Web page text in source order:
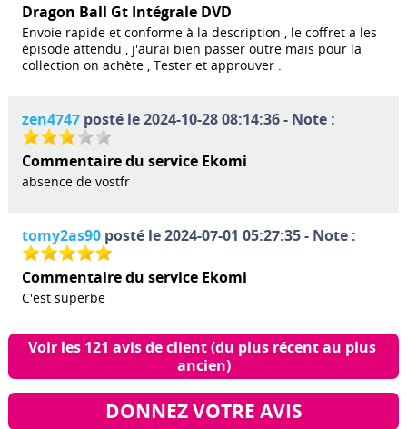
Dragon Ball Gt Intégrale DVD
Envoie rapide et conforme à la description , le coffret a les
épisode attendu , j'aurai bien passer outre mais pour la
collection on achète , Tester et approuver .
zen4747posté le 2024-10-28 08:14:36 - Note :
Commentaire du service Ekomi
absence de vostfr
tomy2as90posté le 2024-07-01 05:27:35 - Note :
Commentaire du service Ekomi
C'est superbe
Voir les 121 avis de client (du plus récent au plus
ancien)
DONNEZ VOTRE AVIS